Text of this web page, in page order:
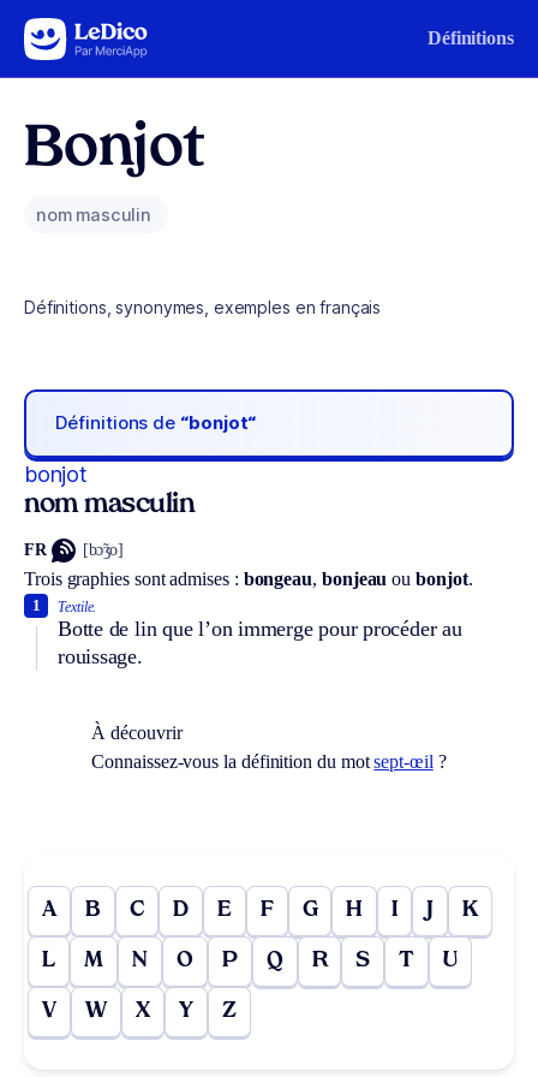
Aller au contenu Définitions
Bonjot
nom masculin
Définitions, synonymes, exemples en français
Définitions de “bonjot“
bonjot
nom masculin
FR [bɔ̃ʒo]
Trois graphies sont admises : bongeau, bonjeau oubonjot.
Textile.
Botte de lin que l’on immerge pour procéder au
rouissage.
1
À découvrir
Connaissez-vous la définition du motsept-œil ?
A B C D E F G H I J K
L M N O P Q R S T U
V W X Y Z